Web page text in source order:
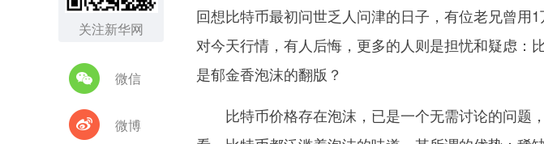
关注新华网
微信
微博
回想比特币最初问世乏人问津的日子，有位老兄曾用
对今天行情，有人后悔，更多的人则是担忧和疑虑：
是郁金香泡沫的翻版？
比特币价格存在泡沫，已是一个无需讨论的问题